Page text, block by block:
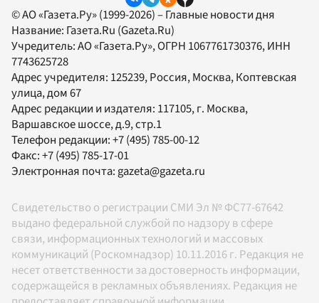
© АО «Газета.Ру» (1999-2026) – Главные новости дня
Название: Газета.Ru (Gazeta.Ru)
Учредитель:АО «Газета.Ру», ОГРН 1067761730376, ИНН
7743625728
Адрес учредителя: 125239, Россия, Москва, Коптевская
улица, дом 67
Адрес редакции и издателя: 117105, г. Москва,
Варшавское шоссе, д.9, стр.1
Телефон редакции:+7 (495) 785-00-12
Факс:+7 (495) 785-17-01
Электронная почта: gazeta@gazeta.ru
Свидетельство о регистрации СМИ Эл № ФС77-67642
выдано федеральной службой по надзору в сфере
связи, информационных технологий и массовых
коммуникаций (Роскомнадзор) 10.11.2016 г. Редакция не
несет ответственности за достоверность информации,
содержащейся в рекламных объявлениях. Редакция не